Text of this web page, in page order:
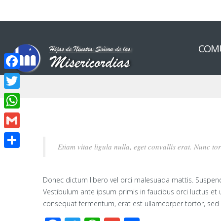
Etiam vitae ligula nulla, eget convallis erat. Nunc
Donec dictum libero vel orci malesuada mattis.
Vestibulum ante ipsum primis in faucibus orci luctus
consequat fermentum, erat est ullamcorper tortor,
Facebook
Twitter
WhatsApp
Gmail